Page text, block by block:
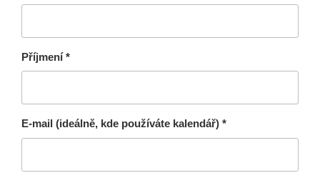
Příjmení *
E-mail (ideálně, kde používáte kalendář) *